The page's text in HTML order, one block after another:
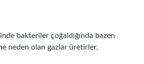
bakteriler çoğaldığında bazen
neden olan gazlar üretirler.